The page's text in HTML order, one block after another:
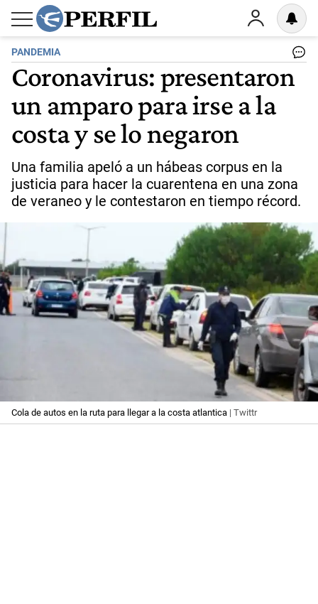
PANDEMIA
Coronavirus: presentaron
un amparo para irse a la
costa y se lo negaron
Una familia apeló a un hábeas corpus en la
justicia para hacer la cuarentena en una zona
de veraneo y le contestaron en tiempo récord.
Cola de autos en la ruta para llegar a la costa atlantica | Twittr